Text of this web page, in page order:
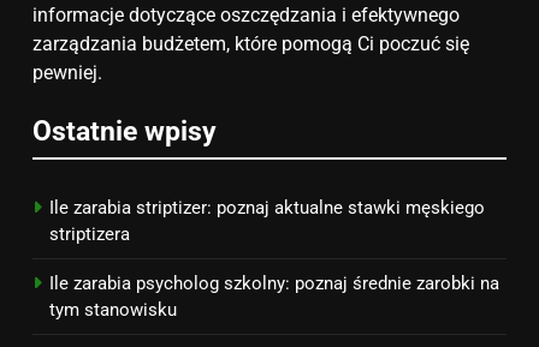
pomysły i przykłady, które
zainspirują
ZAROBKI
Jak przygotować się finansowo
kosztuje i jak zaplanować
PORADY
informacje dotyczące oszczędzania i efektywnego
zarządzania budżetem, które pomogą Ci poczuć się
pewniej.
Ostatnie wpisy
Ile zarabia striptizer: poznaj aktualne stawki męskiego
striptizera
Ile zarabia psycholog szkolny: poznaj średnie zarobki na
tym stanowisku